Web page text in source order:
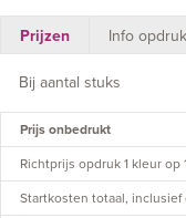
Prijzen Info opdruk
Bij aantal stuks
Prijs onbedrukt
Richtprijs opdruk 1 kleur op
Startkosten totaal, inclusief